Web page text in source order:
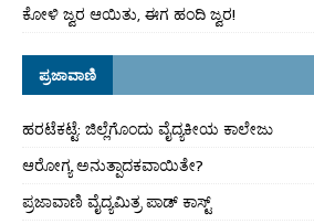
ಕೋಳಿ ಜ್ವರ ಆಯಿತು, ಈಗ ಹಂದಿ ಜ್ವರ!
ಪ್ರಜಾವಾಣಿ
ಹರಟೆಕಟ್ಟೆ: ಜಿಲ್ಲೆಗೊಂದು ವೈದ್ಯಕೀಯ ಕಾಲೇಜು
ಆರೋಗ್ಯ ಅನುತ್ಪಾದಕವಾಯಿತೇ?
ಪ್ರಜಾವಾಣಿ ವೈದ್ಯಮಿತ್ರ ಪಾಡ್ ಕಾಸ್ಟ್